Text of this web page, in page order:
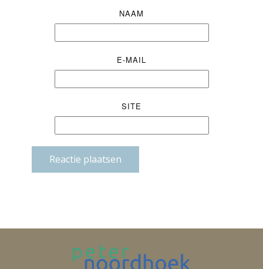
NAAM
E-MAIL
SITE
Reactie plaatsen